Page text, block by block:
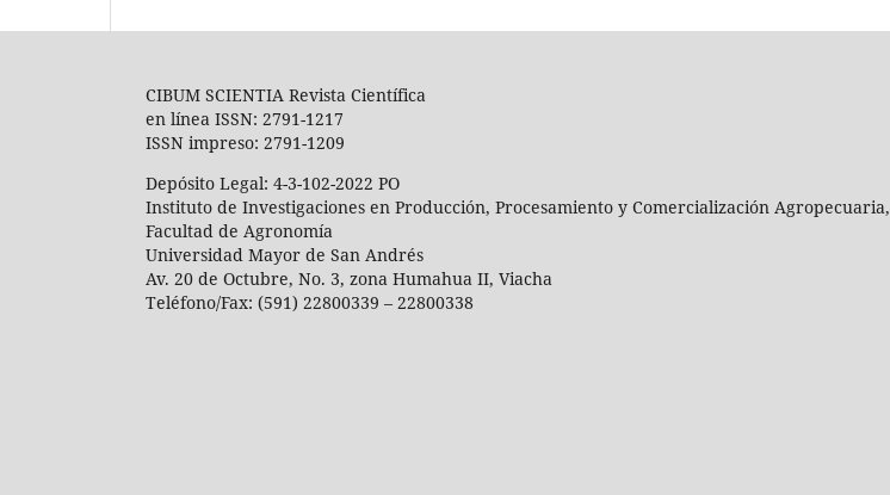
CIBUM SCIENTIA Revista Científica
en línea ISSN: 2791-1217
ISSN impreso: 2791-1209
Depósito Legal: 4-3-102-2022 PO
Instituto de Investigaciones en Producción, Procesamiento y Comercialización Agropecuaria,
Facultad de Agronomía
Universidad Mayor de San Andrés
Av. 20 de Octubre, No. 3, zona Humahua II, Viacha
Teléfono/Fax: (591) 22800339 – 22800338